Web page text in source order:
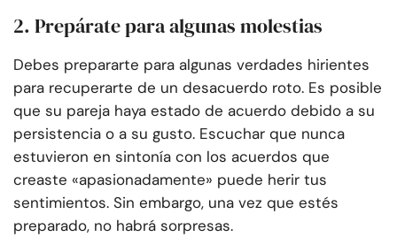
2. Prepárate para algunas molestias
Debes prepararte para algunas verdades hirientes
para recuperarte de un desacuerdo roto. Es posible
que su pareja haya estado de acuerdo debido a su
persistencia o a su gusto. Escuchar que nunca
estuvieron en sintonía con los acuerdos que
creaste «apasionadamente» puede herir tus
sentimientos. Sin embargo, una vez que estés
preparado, no habrá sorpresas.